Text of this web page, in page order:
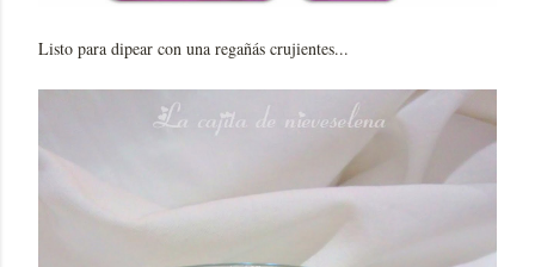
Listo para dipear con una regañás crujientes...